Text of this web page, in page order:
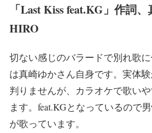
「Last Kiss feat.KG」作詞、
HIRO
切ない感じのバラードで別れ歌
は真崎ゆかさん自身です。実体
判りませんが、カラオケで歌い
ます。feat.KGとなっているので
が歌っています。